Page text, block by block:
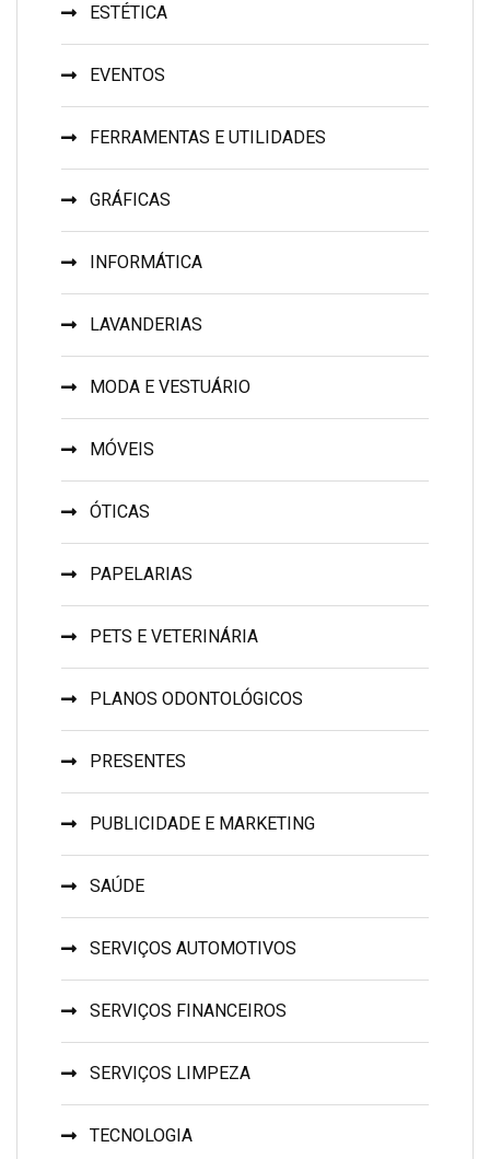
ESTÉTICA
EVENTOS
FERRAMENTAS E UTILIDADES
GRÁFICAS
INFORMÁTICA
LAVANDERIAS
MODA E VESTUÁRIO
MÓVEIS
ÓTICAS
PAPELARIAS
PETS E VETERINÁRIA
PLANOS ODONTOLÓGICOS
PRESENTES
PUBLICIDADE E MARKETING
SAÚDE
SERVIÇOS AUTOMOTIVOS
SERVIÇOS FINANCEIROS
SERVIÇOS LIMPEZA
TECNOLOGIA